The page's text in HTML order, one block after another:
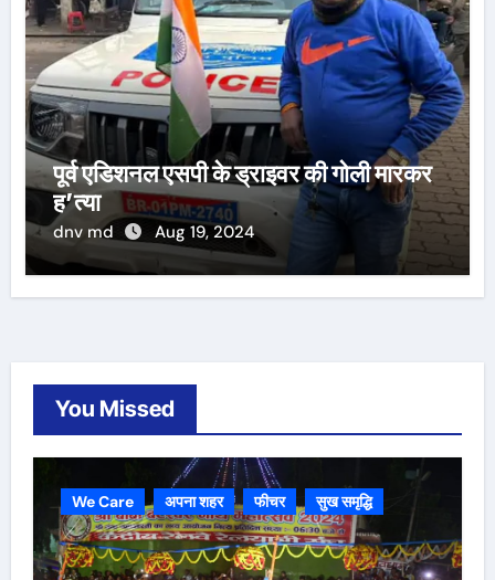
पूर्व एडिशनल एसपी के ड्राइवर की गोली मारकर
ह’त्या
dnv md Aug 19, 2024
You Missed
We Care अपना शहर फीचर सुख समृद्धि